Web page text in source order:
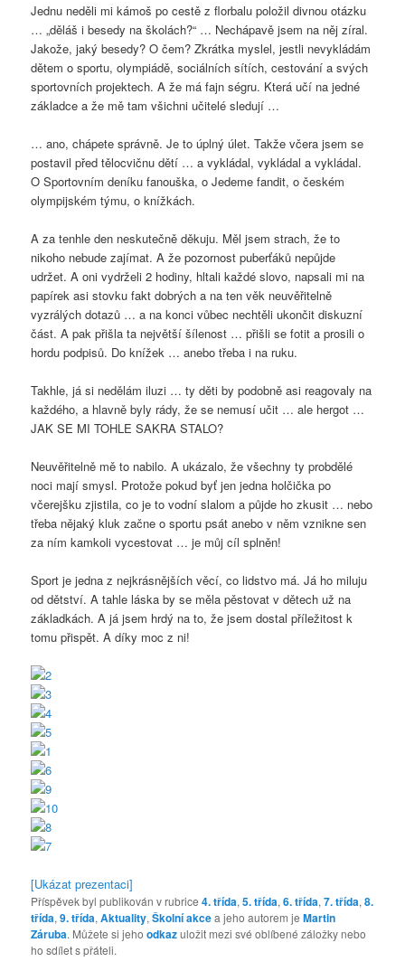
Jednu neděli mi kámoš po cestě z florbalu položil divnou otázku
… „děláš i besedy na školách?“ … Nechápavě jsem na něj zíral.
Jakože, jaký besedy? O čem? Zkrátka myslel, jestli nevykládám
dětem o sportu, olympiádě, sociálních sítích, cestování a svých
sportovních projektech. A že má fajn ségru. Která učí na jedné
základce a že mě tam všichni učitelé sledují …
… ano, chápete správně. Je to úplný úlet. Takže včera jsem se
postavil před tělocvičnu dětí … a vykládal, vykládal a vykládal.
O Sportovním deníku fanouška, o Jedeme fandit, o českém
olympijském týmu, o knížkách.
A za tenhle den neskutečně děkuju. Měl jsem strach, že to
nikoho nebude zajímat. A že pozornost puberťáků nepůjde
udržet. A oni vydrželi 2 hodiny, hltali každé slovo, napsali mi na
papírek asi stovku fakt dobrých a na ten věk neuvěřitelně
vyzrálých dotazů … a na konci vůbec nechtěli ukončit diskuzní
část. A pak přišla ta největší šílenost … přišli se fotit a prosili o
hordu podpisů. Do knížek … anebo třeba i na ruku.
Takhle, já si nedělám iluzi … ty děti by podobně asi reagovaly na
každého, a hlavně byly rády, že se nemusí učit … ale hergot …
JAK SE MI TOHLE SAKRA STALO?
Neuvěřitelně mě to nabilo. A ukázalo, že všechny ty probdělé
noci mají smysl. Protože pokud byť jen jedna holčička po
včerejšku zjistila, co je to vodní slalom a půjde ho zkusit … nebo
třeba nějaký kluk začne o sportu psát anebo v něm vznikne sen
za ním kamkoli vycestovat … je můj cíl splněn!
Sport je jedna z nejkrásnějších věcí, co lidstvo má. Já ho miluju
od dětství. A tahle láska by se měla pěstovat v dětech už na
základkách. A já jsem hrdý na to, že jsem dostal příležitost k
tomu přispět. A díky moc z ni!
[Ukázat prezentaci]
Příspěvek byl publikován v rubrice4. třída,5. třída,6. třída,7. třída,8.
třída,9. třída,Aktuality,Školní akcea jeho autorem jeMartin
Záruba. Můžete si jehoodkazuložit mezi své oblíbené záložky nebo
ho sdílet s přáteli.